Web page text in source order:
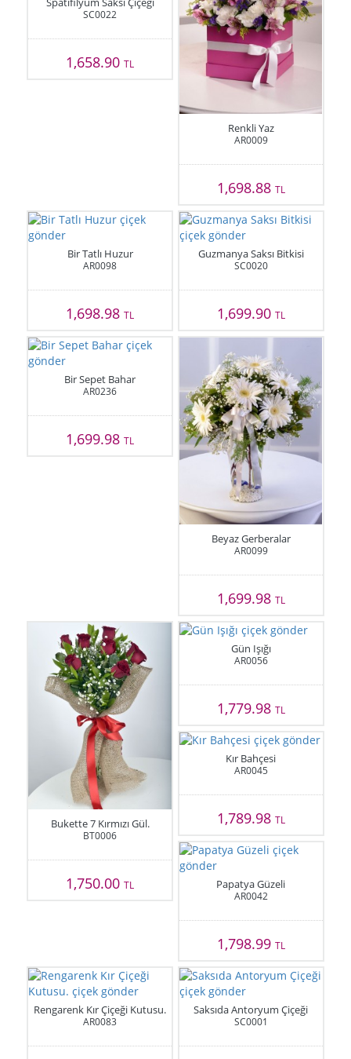
SC0022
1,658.90TL
Renkli Yaz
AR0009
1,698.88 TL
Bir Tatlı Huzur
AR0098
1,698.98TL
Guzmanya Saksı Bitkisi
SC0020
1,699.90 TL
Bir Sepet Bahar
AR0236
1,699.98TL
Beyaz Gerberalar
AR0099
1,699.98 TL
Bukette 7 Kırmızı Gül.
BT0006
1,750.00TL
Gün Işığı
AR0056
1,779.98 TL
Kır Bahçesi
AR0045
1,789.98 TL
Papatya Güzeli
AR0042
1,798.99 TL
Rengarenk Kır Çiçeği Kutusu.
AR0083
Saksıda Antoryum Çiçeği
SC0001